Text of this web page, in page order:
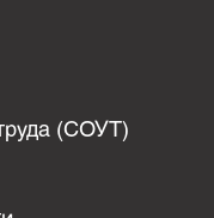
(СОУТ)